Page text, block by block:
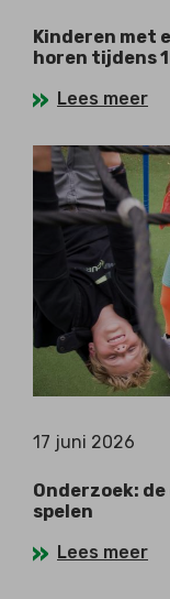
Kinderen met
horen tijdens
Lees meer
17 juni 2026
Onderzoek:
spelen
Lees meer